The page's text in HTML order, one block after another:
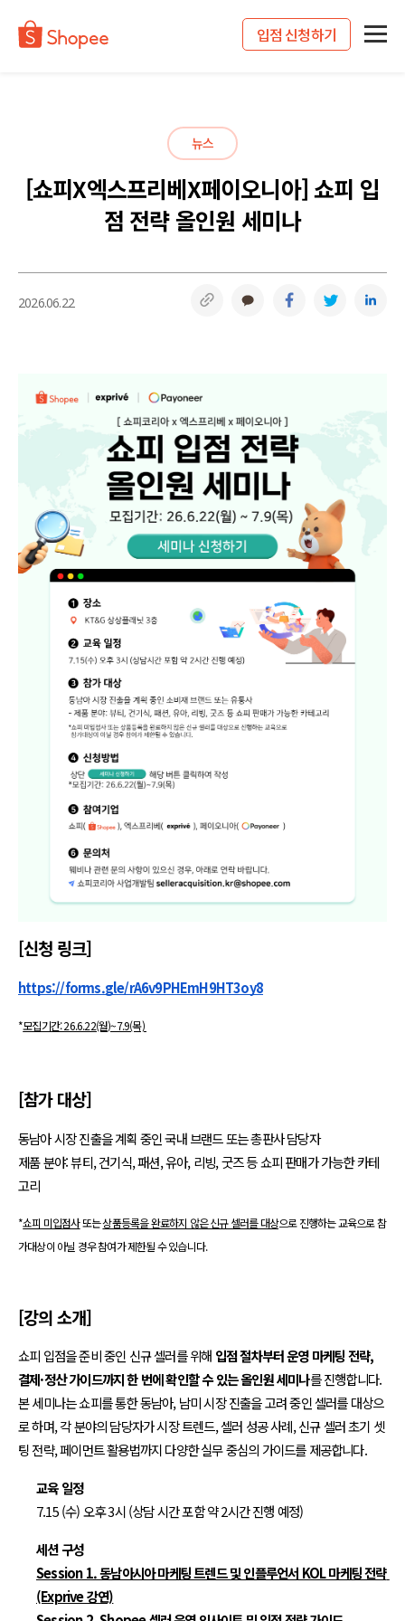
입점 신청하기
뉴스
[쇼피X엑스프리베X페이오니아] 쇼피 입
점 전략 올인원 세미나
2026.06.22 링크복사 카카오톡 페이스북 트위터
[신청 링크]
https://forms.gle/rA6v9PHEmH9HT3oy8
*모집기간: 26.6.22(월)~7.9(목)
[참가 대상]
동남아 시장 진출을 계획 중인 국내 브랜드 또는 총판사 담당자
제품 분야: 뷰티, 건기식, 패션, 유아, 리빙, 굿즈 등 쇼피 판매가 가능한 카테
고리
*쇼피 미입점사 또는 상품등록을 완료하지 않은 신규 셀러를 대상으로 진행하는 교육으로 참
가대상이 아닐 경우 참여가 제한될 수 있습니다.
[강의 소개]
쇼피 입점을 준비 중인 신규 셀러를 위해 입점 절차부터 운영 마케팅 전략,
결제·정산 가이드까지 한 번에 확인할 수 있는 올인원 세미나를 진행합니다.
본 세미나는 쇼피를 통한 동남아, 남미 시장 진출을 고려 중인 셀러를 대상으
로 하며, 각 분야의 담당자가 시장 트렌드, 셀러 성공 사례, 신규 셀러 초기 셋
팅 전략, 페이먼트 활용법까지 다양한 실무 중심의 가이드를 제공합니다.
교육 일정
7.15 (수) 오후 3시 (상담 시간 포함 약 2시간 진행 예정)
세션 구성
Session 1. 동남아시아 마케팅 트렌드 및 인플루언서 KOL 마케팅 전략
(Exprive 강연)